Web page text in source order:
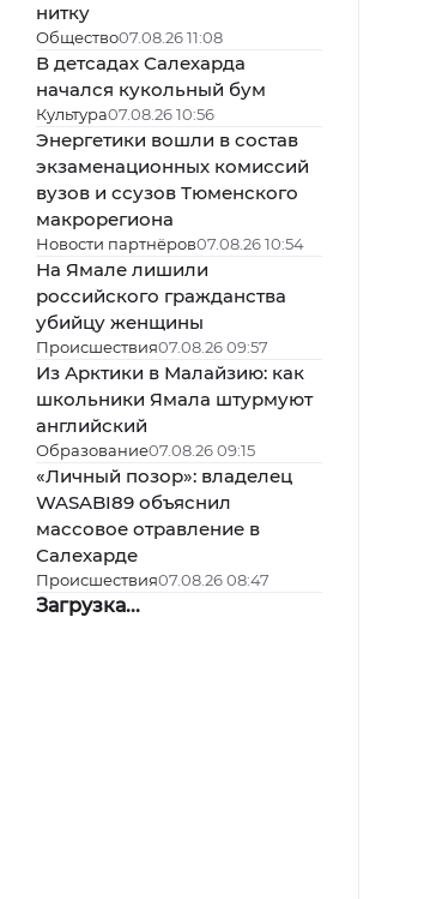
нитку
Общество07.08.26 11:08
В детсадах Салехарда
начался кукольный бум
Культура07.08.26 10:56
Энергетики вошли в состав
экзаменационных комиссий
вузов и ссузов Тюменского
макрорегиона
Новости партнёров07.08.26 10:54
На Ямале лишили
российского гражданства
убийцу женщины
Происшествия07.08.26 09:57
Из Арктики в Малайзию: как
школьники Ямала штурмуют
английский
Образование07.08.26 09:15
«Личный позор»: владелец
WASABI89 объяснил
массовое отравление в
Салехарде
Происшествия07.08.26 08:47
Загрузка...